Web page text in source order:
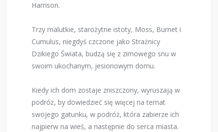
Harrison.
Trzy malutkie, starożytne istoty, Moss, Burnet i
Cumulus, niegdyś czczone jako Strażnicy
Dzikiego Świata, budzą się z zimowego snu w
swoim ukochanym, jesionowym domu.
Kiedy ich dom zostaje zniszczony, wyruszają w
podróż, by dowiedzieć się więcej na temat
swojego gatunku, w podróż, która zabierze ich
najpierw na wieś, a następnie do serca miasta.